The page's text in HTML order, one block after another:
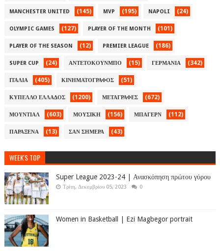
MANCHESTER UNITED (145) MVP (195) NAPOLI (24)
OLYMPIC GAMES (127) PLAYER OF THE MONTH (101)
PLAYER OF THE SEASON (12) PREMIER LEAGUE (186)
SUPER CUP (24) ΑΝΤΕΤΟΚΟΥΝΜΠΟ (15) ΓΕΡΜΑΝΙΑ (342)
ΙΤΑΛΙΑ (405) ΚΙΝΗΜΑΤΟΓΡΑΦΟΣ (51)
ΚΥΠΕΛΛΟ ΕΛΛΑΔΟΣ (1200) ΜΕΤΑΓΡΑΦΕΣ (672)
ΜΟΥΝΤΙΑΛ (603) ΜΟΥΣΙΚΗ (156) ΜΠΑΓΕΡΝ (112)
ΠΑΡΑΞΕΝΑ (13) ΣΑΝ ΣΗΜΕΡΑ (43)
WEEK'S TOP
Super League 2023-24 | Ανασκόπηση πρώτου γύρου
Τρίτη, Δεκεμβρίου 05, 2023 0
Women in Basketball | Ezi Magbegor portrait